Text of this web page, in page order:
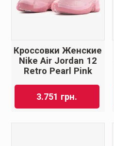
Кроссовки Женские
Nike Air Jordan 12
Retro Pearl Pink
3.751 грн.